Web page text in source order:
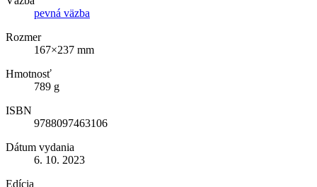
pevná väzba
Rozmer
167×237 mm
Hmotnosť
789 g
ISBN
9788097463106
Dátum vydania
6. 10. 2023
Edícia